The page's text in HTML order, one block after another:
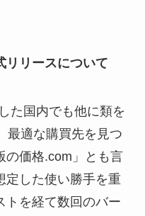
リリースについて
た国内でも他に類を
最適な購買先を見つ
の価格.com」とも言
定した使い勝手を重
トを経て数回のバー